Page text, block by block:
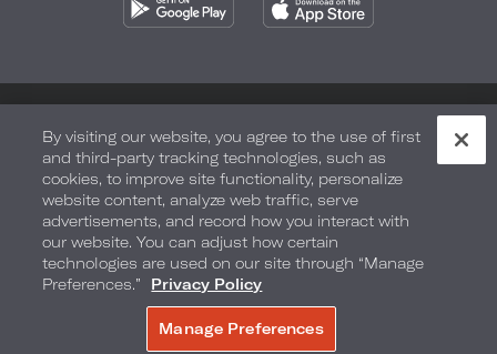
Seguridad y bienestar Términos de Uso Accesibilidad
Mapa del sitio Sus opciones de privacidad
DERECHOS DE AUTOR 2026.LOEWS HOTELS & CO
By visiting our website, you agree to the use of first
and third-party tracking technologies, such as
cookies, to improve site functionality, personalize
website content, analyze web traffic, serve
advertisements, and record how you interact with
our website. You can adjust how certain
technologies are used on our site through “Manage
Preferences.”
Privacy Policy
Manage Preferences
RESERVE AHORA